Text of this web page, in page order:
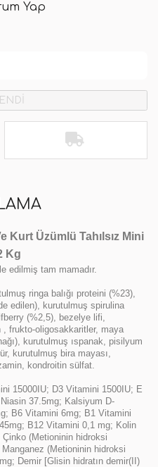
Yap
Kurt Üzümlü Tahılsız Mini
Kg
edilmiş tam mamadır.
ringa balığı proteini (%23),
edilen), kurutulmuş spirulina
(%2,5), bezelye lifi,
frukto-oligosakkaritler, maya
kurutulmuş ıspanak, pisilyum
kurutulmuş bira mayası,
kondroitin sülfat.
15000IU; D3 Vitamini 1500IU; E
37.5mg; Kalsiyum D-
B6 Vitamini 6mg; B1 Vitamini
B12 Vitamini 0,1 mg; Kolin
(Metioninin hidroksi
(Metioninin hidroksi
Demir [Glisin hidratın demir(II)